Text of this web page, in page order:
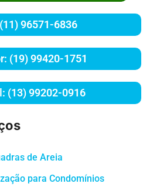
96571-6836
(19) 99420-1751
(13) 99202-0916
de Areia
para Condomínios